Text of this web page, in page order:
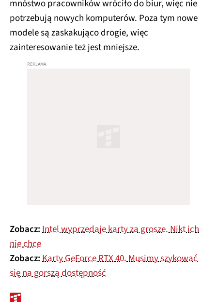
mnóstwo pracowników wróciło do biur, więc nie
potrzebują nowych komputerów. Poza tym nowe
modele są zaskakująco drogie, więc
zainteresowanie też jest mniejsze.
Zobacz:Intel wyprzedaje karty za grosze. Nikt ich
nie chce
Zobacz:Karty GeForce RTX 40. Musimy szykować
się na gorszą dostępność